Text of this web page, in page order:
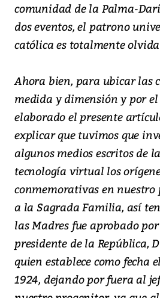
comunidad de la Palma-
dos eventos, el patrono
católica es totalmente
Ahora bien, para ubicar las
medida y dimensión y por el
elaborado el presente
explicar que tuvimos que
algunos medios escritos de
tecnología virtual los
conmemorativas en nuestro
a la Sagrada Familia, así
las Madres fue aprobado
presidente de la República,
quien establece como fecha
1924, dejando por fuera al